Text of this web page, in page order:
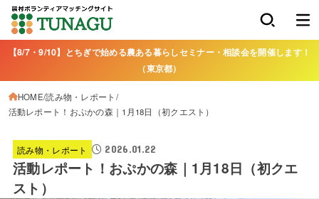
【8/7・9/10】とちぎで始める農ある暮らしセミナー・相談会を開催します！
（東京都）
HOME 読み物・レポート
活動レポート！おぷかの森｜1月18日（初クエスト）
読み物・レポート 2026.01.22
活動レポート！おぷかの森｜1月18日（初クエ
スト）